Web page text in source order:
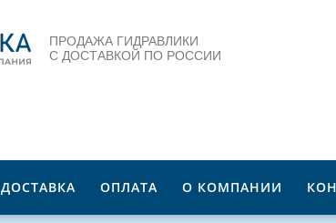
ПРОДАЖА ГИДРАВЛИКИ
С ДОСТАВКОЙ ПО РОССИИ
ДОСТАВКА ОПЛАТА О КОМПАНИИ